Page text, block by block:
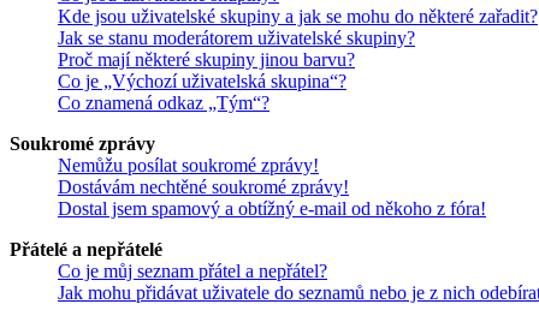
Kde jsou uživatelské skupiny a jak se mohu do některé zařadit?
Jak se stanu moderátorem uživatelské skupiny?
Proč mají některé skupiny jinou barvu?
Co je „Výchozí uživatelská skupina“?
Co znamená odkaz „Tým“?
Soukromé zprávy
Nemůžu posílat soukromé zprávy!
Dostávám nechtěné soukromé zprávy!
Dostal jsem spamový a obtížný e-mail od někoho z fóra!
Přátelé a nepřátelé
Co je můj seznam přátel a nepřátel?
Jak mohu přidávat uživatele do seznamů nebo je z nich